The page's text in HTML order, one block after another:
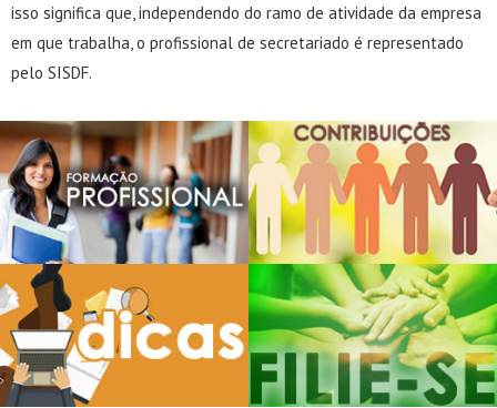
isso significa que, independendo do ramo de atividade da empresa
em que trabalha, o profissional de secretariado é representado
pelo SISDF.